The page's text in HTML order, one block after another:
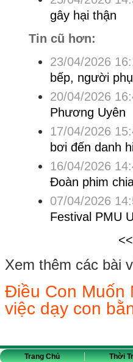
gây hại thận
Tin cũ hơn:
23/04/2026
bếp, người
20/04/2026
Phương Uyên
17/04/2026
bơi đến danh
16/04/2026
Đoàn phim
07/04/2026
Festival PMU
Xem thêm các bài
Điều Con Muốn
việc dạy con
Trang Chủ Thời